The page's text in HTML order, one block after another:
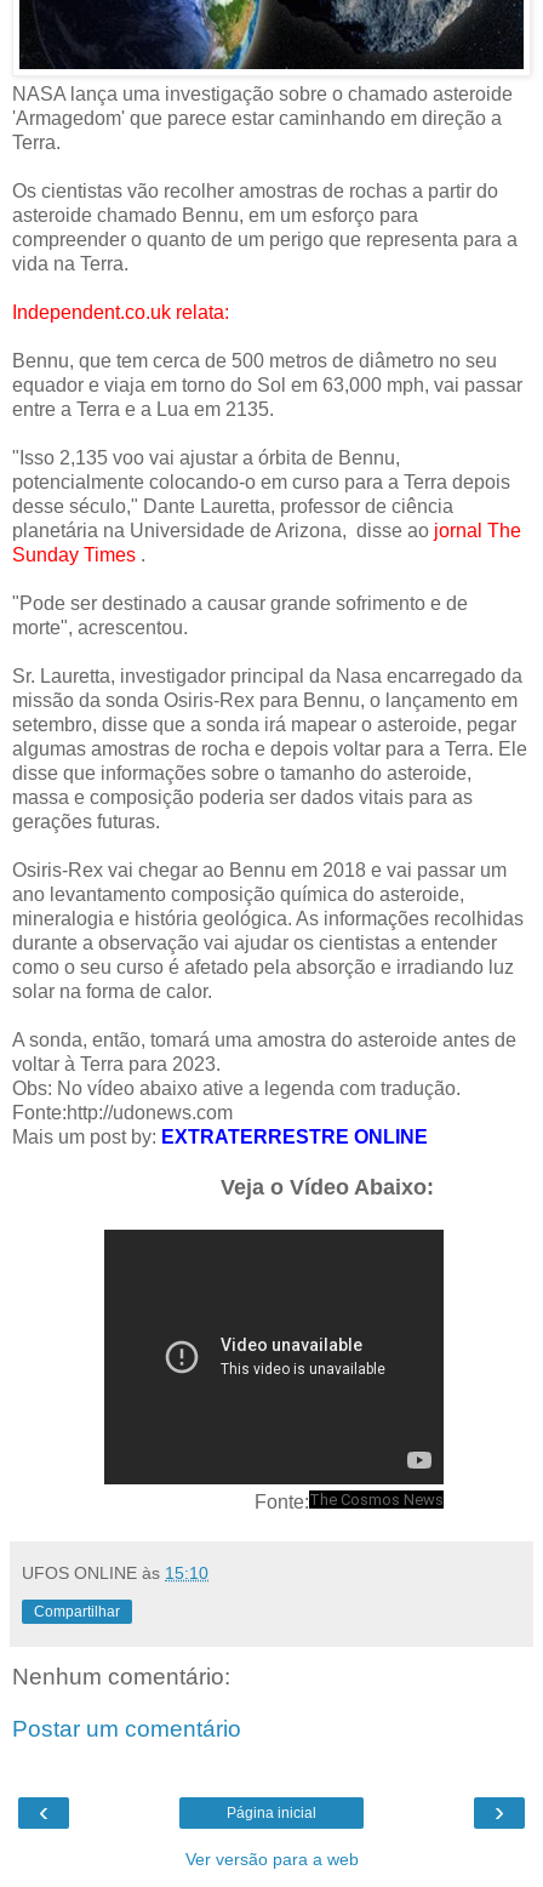
NASA lança uma investigação sobre o chamado asteroide
'Armagedom' que parece estar caminhando em direção a
Terra.
Os cientistas vão recolher amostras de rochas a partir do
asteroide chamado Bennu, em um esforço para
compreender o quanto de um perigo que representa para a
vida na Terra.
Independent.co.uk relata:
Bennu, que tem cerca de 500 metros de diâmetro no seu
equador e viaja em torno do Sol em 63,000 mph, vai passar
entre a Terra e a Lua em 2135.
"Isso 2,135 voo vai ajustar a órbita de Bennu,
potencialmente colocando-o em curso para a Terra depois
desse século," Dante Lauretta, professor de ciência
planetária na Universidade de Arizona, disse ao jornal The
Sunday Times .
"Pode ser destinado a causar grande sofrimento e de
morte", acrescentou.
Sr. Lauretta, investigador principal da Nasa encarregado da
missão da sonda Osiris-Rex para Bennu, o lançamento em
setembro, disse que a sonda irá mapear o asteroide, pegar
algumas amostras de rocha e depois voltar para a Terra. Ele
disse que informações sobre o tamanho do asteroide,
massa e composição poderia ser dados vitais para as
gerações futuras.
Osiris-Rex vai chegar ao Bennu em 2018 e vai passar um
ano levantamento composição química do asteroide,
mineralogia e história geológica. As informações recolhidas
durante a observação vai ajudar os cientistas a entender
como o seu curso é afetado pela absorção e irradiando luz
solar na forma de calor.
A sonda, então, tomará uma amostra do asteroide antes de
voltar à Terra para 2023.
Obs: No vídeo abaixo ative a legenda com tradução.
Fonte:http://udonews.com
Mais um post by: EXTRATERRESTRE ONLINE
Veja o Vídeo Abaixo:
Fonte:The Cosmos News
UFOS ONLINE às 15:10
Compartilhar
Nenhum comentário:
Postar um comentário
‹ ›
Página inicial
Ver versão para a web